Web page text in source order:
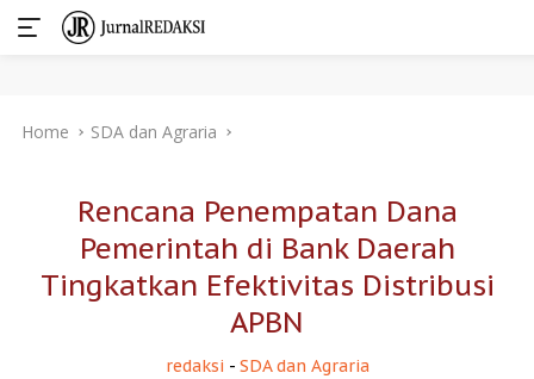
Home SDA dan Agraria
Rencana Penempatan Dana
Pemerintah di Bank Daerah
Tingkatkan Efektivitas Distribusi
APBN
redaksi - SDA dan Agraria